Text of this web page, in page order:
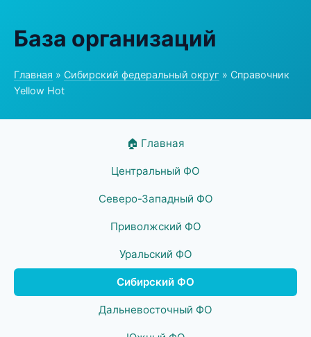
База организаций
Главная » Сибирский федеральный округ » Справочник
Yellow Hot
🏠 Главная
Центральный ФО
Северо-Западный ФО
Приволжский ФО
Уральский ФО
Сибирский ФО
Дальневосточный ФО